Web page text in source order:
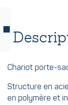
Chariot porte-
Structure en
en polymère et